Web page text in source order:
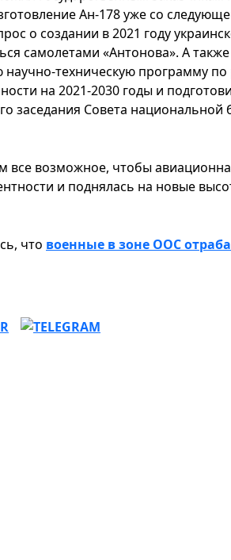
Ан-178 уже со
о создании в 2021 году
самолетами «Антонова». А
научно-техническую программу
на 2021-2030 годы и
заседания Совета
все возможное, чтобы
и поднялась на новые
что военные в зоне ООС